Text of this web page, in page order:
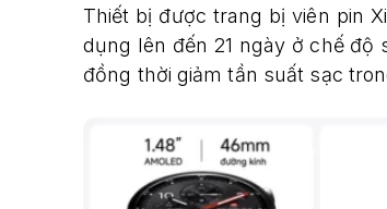
Thiết bị được trang bị viên pin
dụng lên đến 21 ngày ở chế
đồng thời giảm tần suất sạc